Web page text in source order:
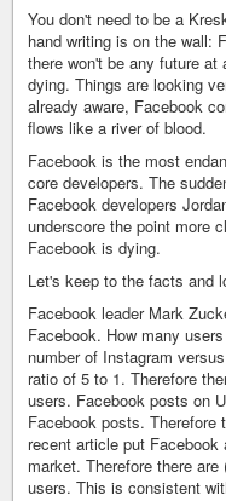
You don't need to be a
hand writing is on the wall:
there won't be any future
dying. Things are looking
already aware, Facebook
flows like a river of blood.
Facebook is the most
core developers. The
Facebook developers
underscore the point more
Facebook is dying.
Let's keep to the facts and
Facebook leader Mark
Facebook. How many
number of Instagram
ratio of 5 to 1. Therefore
users. Facebook posts on
Facebook posts. Therefore
recent article put
market. Therefore there
users. This is consistent